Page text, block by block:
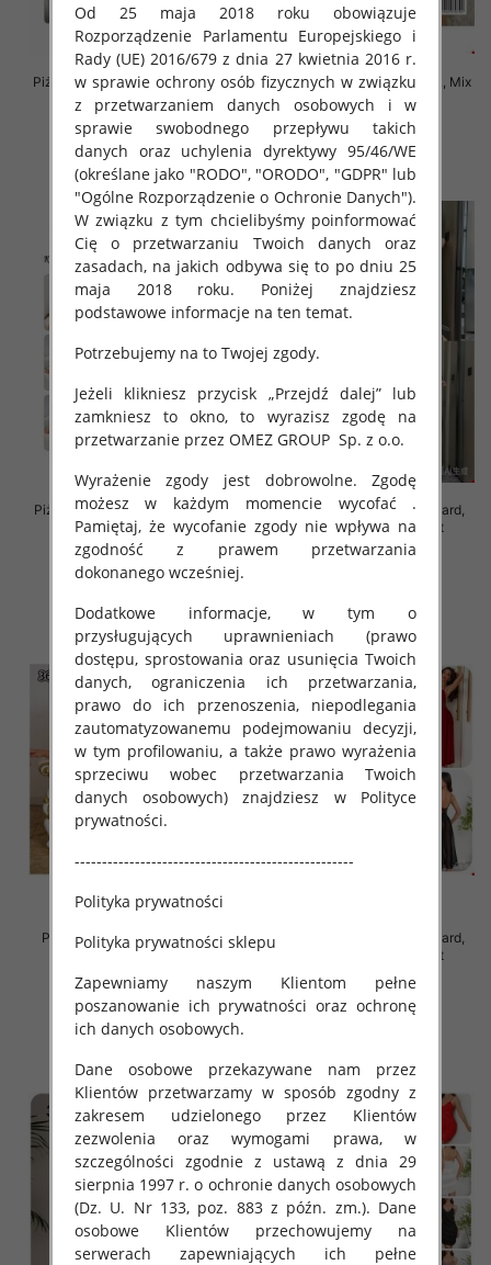
Piżama damska Roz XL-3XL, Mix
kolor Paczka 12 szt
27.00 zł
szczegóły
Piżama damska Roz M/L/XL, Mix
kolor Paczka 12 szt
29.00 zł
szczegóły
Piżama damska Roz M/L/XL, Mix
kolor Paczka 12 szt
26.00 zł
szczegóły
Piżama damska Roz Standard,
Mix kolor Paczka 12 szt
37.00 zł
Piżama damska Roz Standard,
Mix kolor Paczka 12 szt
37.00 zł
szczegóły
Piżama damska Roz Standard,
Mix kolor Paczka 12 szt
32.00 zł
szczegóły
Od 25 maja 2018 roku obowiązuje
Rozporządzenie Parlamentu Europejskiego i
Rady (UE) 2016/679 z dnia 27 kwietnia 2016 r.
w sprawie ochrony osób fizycznych w związku
z przetwarzaniem danych osobowych i w
sprawie swobodnego przepływu takich
danych oraz uchylenia dyrektywy 95/46/WE
(określane jako "RODO", "ORODO", "GDPR" lub
"Ogólne Rozporządzenie o Ochronie Danych").
W związku z tym chcielibyśmy poinformować
Cię o przetwarzaniu Twoich danych oraz
zasadach, na jakich odbywa się to po dniu 25
maja 2018 roku. Poniżej znajdziesz
podstawowe informacje na ten temat.
Potrzebujemy na to Twojej zgody.
Jeżeli klikniesz przycisk „Przejdź dalej” lub
zamkniesz to okno, to wyrazisz zgodę na
przetwarzanie przez OMEZ GROUP Sp. z o.o.
Wyrażenie zgody jest dobrowolne. Zgodę
możesz w każdym momencie wycofać .
Pamiętaj, że wycofanie zgody nie wpływa na
zgodność z prawem przetwarzania
dokonanego wcześniej.
Dodatkowe informacje, w tym o
przysługujących uprawnieniach (prawo
dostępu, sprostowania oraz usunięcia Twoich
danych, ograniczenia ich przetwarzania,
prawo do ich przenoszenia, niepodlegania
zautomatyzowanemu podejmowaniu decyzji,
w tym profilowaniu, a także prawo wyrażenia
sprzeciwu wobec przetwarzania Twoich
danych osobowych) znajdziesz w Polityce
prywatności.
---------------------------------------------------
Polityka prywatności
Polityka prywatności sklepu
Zapewniamy naszym Klientom pełne
poszanowanie ich prywatności oraz ochronę
ich danych osobowych.
Dane osobowe przekazywane nam przez
Klientów przetwarzamy w sposób zgodny z
zakresem udzielonego przez Klientów
zezwolenia oraz wymogami prawa, w
szczególności zgodnie z ustawą z dnia 29
sierpnia 1997 r. o ochronie danych osobowych
(Dz. U. Nr 133, poz. 883 z późn. zm.). Dane
osobowe Klientów przechowujemy na
serwerach zapewniających ich pełne